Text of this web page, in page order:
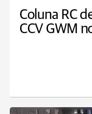
Coluna RC
CCV GWM